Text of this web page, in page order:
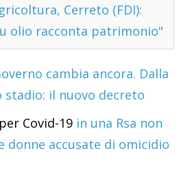
Cerreto (FDI):
olio racconta patrimonio"
cambia ancora. Dalla
stadio: il nuovo decreto
Covid-19 in una Rsa non
donne accusate di omicidio